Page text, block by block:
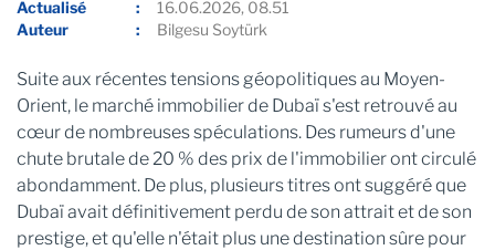
Actualisé
16.06.2026, 08.51
Auteur
Bilgesu Soytürk
Suite aux récentes tensions géopolitiques au Moyen-
Orient, le marché immobilier de Dubaï s'est retrouvé au
cœur de nombreuses spéculations. Des rumeurs d'une
chute brutale de 20 % des prix de l'immobilier ont circulé
abondamment. De plus, plusieurs titres ont suggéré que
Dubaï avait définitivement perdu de son attrait et de son
prestige, et qu'elle n'était plus une destination sûre pour